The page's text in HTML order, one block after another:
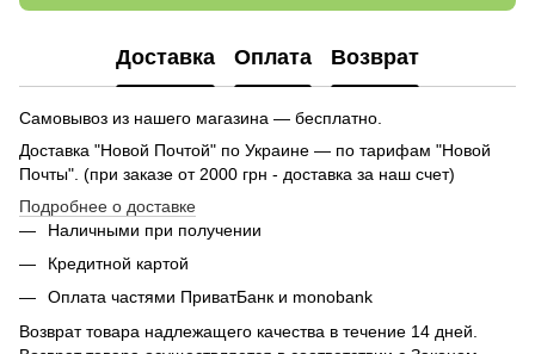
Доставка Оплата Возврат
Самовывоз из нашего магазина — бесплатно.
Доставка "Новой Почтой" по Украине — по тарифам "Новой
Почты". (при заказе от 2000 грн - доставка за наш счет)
Подробнее о доставке
Наличными при получении
Кредитной картой
Оплата частями ПриватБанк и monobank
Возврат товара надлежащего качества в течение 14 дней.